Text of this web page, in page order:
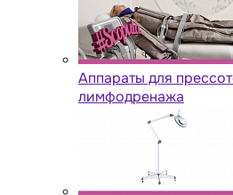
Аппараты для
лимфодренажа